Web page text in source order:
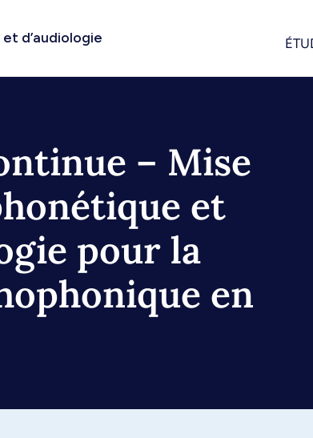
d’audiologie
– Mise
et
pour la
en